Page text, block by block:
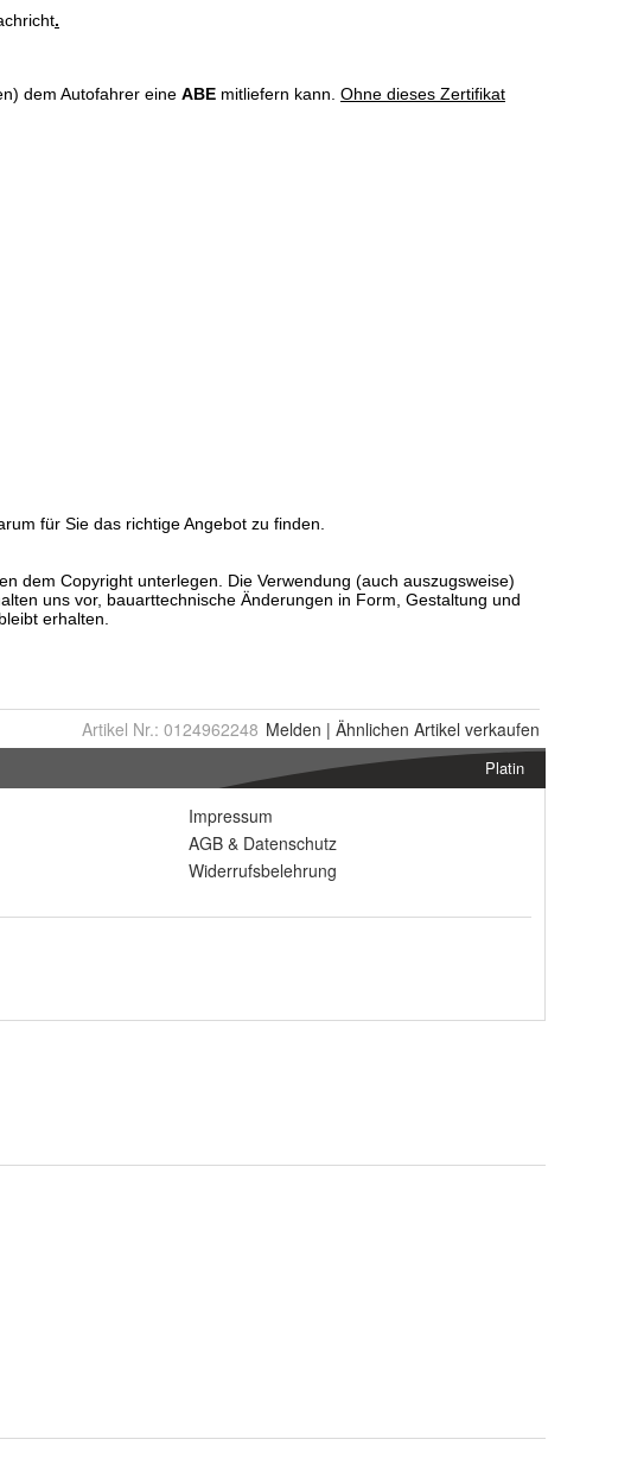
Artikel Nr.: 0124962248 Melden | Ähnlichen Artikel verkaufen
Platin
Impressum
AGB & Datenschutz
Widerrufsbelehrung